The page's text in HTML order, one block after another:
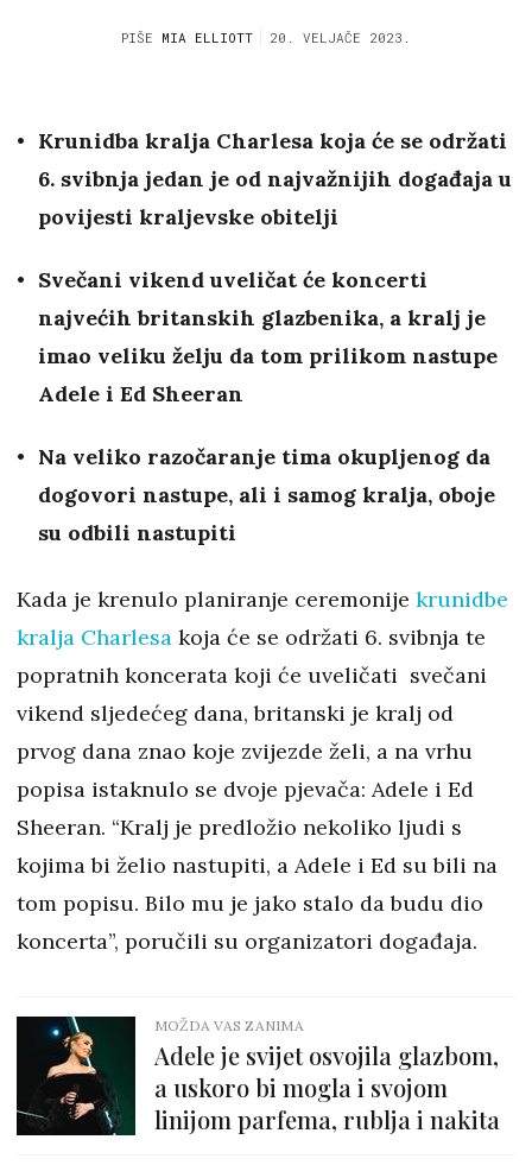
PIŠE MIA ELLIOTT 20. VELJAČE 2023.
Krunidba kralja Charlesa koja će se održati
6. svibnja jedan je od najvažnijih događaja u
povijesti kraljevske obitelji
Svečani vikend uveličat će koncerti
najvećih britanskih glazbenika, a kralj je
imao veliku želju da tom prilikom nastupe
Adele i Ed Sheeran
Na veliko razočaranje tima okupljenog da
dogovori nastupe, ali i samog kralja, oboje
su odbili nastupiti
Kada je krenulo planiranje ceremonije krunidbe
kralja Charlesa koja će se održati 6. svibnja te
popratnih koncerata koji će uveličati svečani
vikend sljedećeg dana, britanski je kralj od
prvog dana znao koje zvijezde želi, a na vrhu
popisa istaknulo se dvoje pjevača: Adele i Ed
Sheeran. “Kralj je predložio nekoliko ljudi s
kojima bi želio nastupiti, a Adele i Ed su bili na
tom popisu. Bilo mu je jako stalo da budu dio
koncerta”, poručili su organizatori događaja.
MOŽDA VAS ZANIMA
Adele je svijet osvojila glazbom,
a uskoro bi mogla i svojom
linijom parfema, rublja i nakita